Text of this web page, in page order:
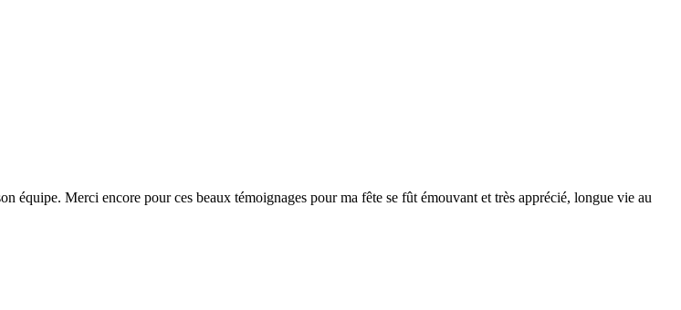
équipe. Merci encore pour ces beaux témoignages pour ma fête se fût émouvant et très apprécié, longue vie au